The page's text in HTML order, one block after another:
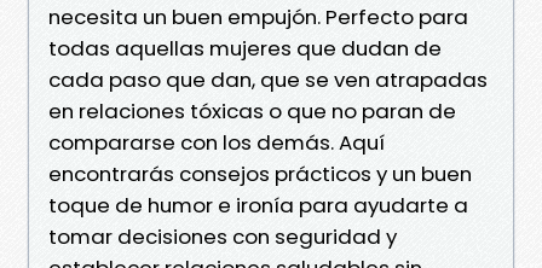
necesita un buen empujón. Perfecto para
todas aquellas mujeres que dudan de
cada paso que dan, que se ven atrapadas
en relaciones tóxicas o que no paran de
compararse con los demás. Aquí
encontrarás consejos prácticos y un buen
toque de humor e ironía para ayudarte a
tomar decisiones con seguridad y